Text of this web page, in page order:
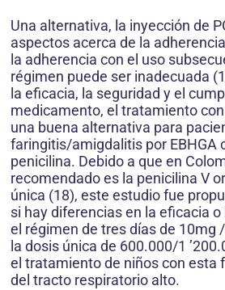
Una alternativa, la inyección de
aspectos acerca de la
la adherencia con el uso
régimen puede ser inadecuada
la eficacia, la seguridad y el
medicamento, el tratamiento
una buena alternativa para
faringitis/amigdalitis por EBHGA
penicilina. Debido a que en
recomendado es la penicilina V
única (18), este estudio fue
si hay diferencias en la eficacia
el régimen de tres días de 10mg
la dosis única de 600.000/1
el tratamiento de niños con esta
del tracto respiratorio alto.